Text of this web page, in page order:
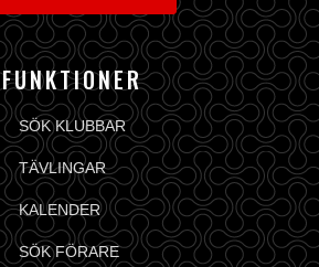
FUNKTIONER
SÖK KLUBBAR
TÄVLINGAR
KALENDER
SÖK FÖRARE